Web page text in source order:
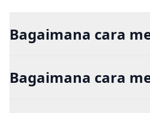
Bagaimana cara
Bagaimana cara